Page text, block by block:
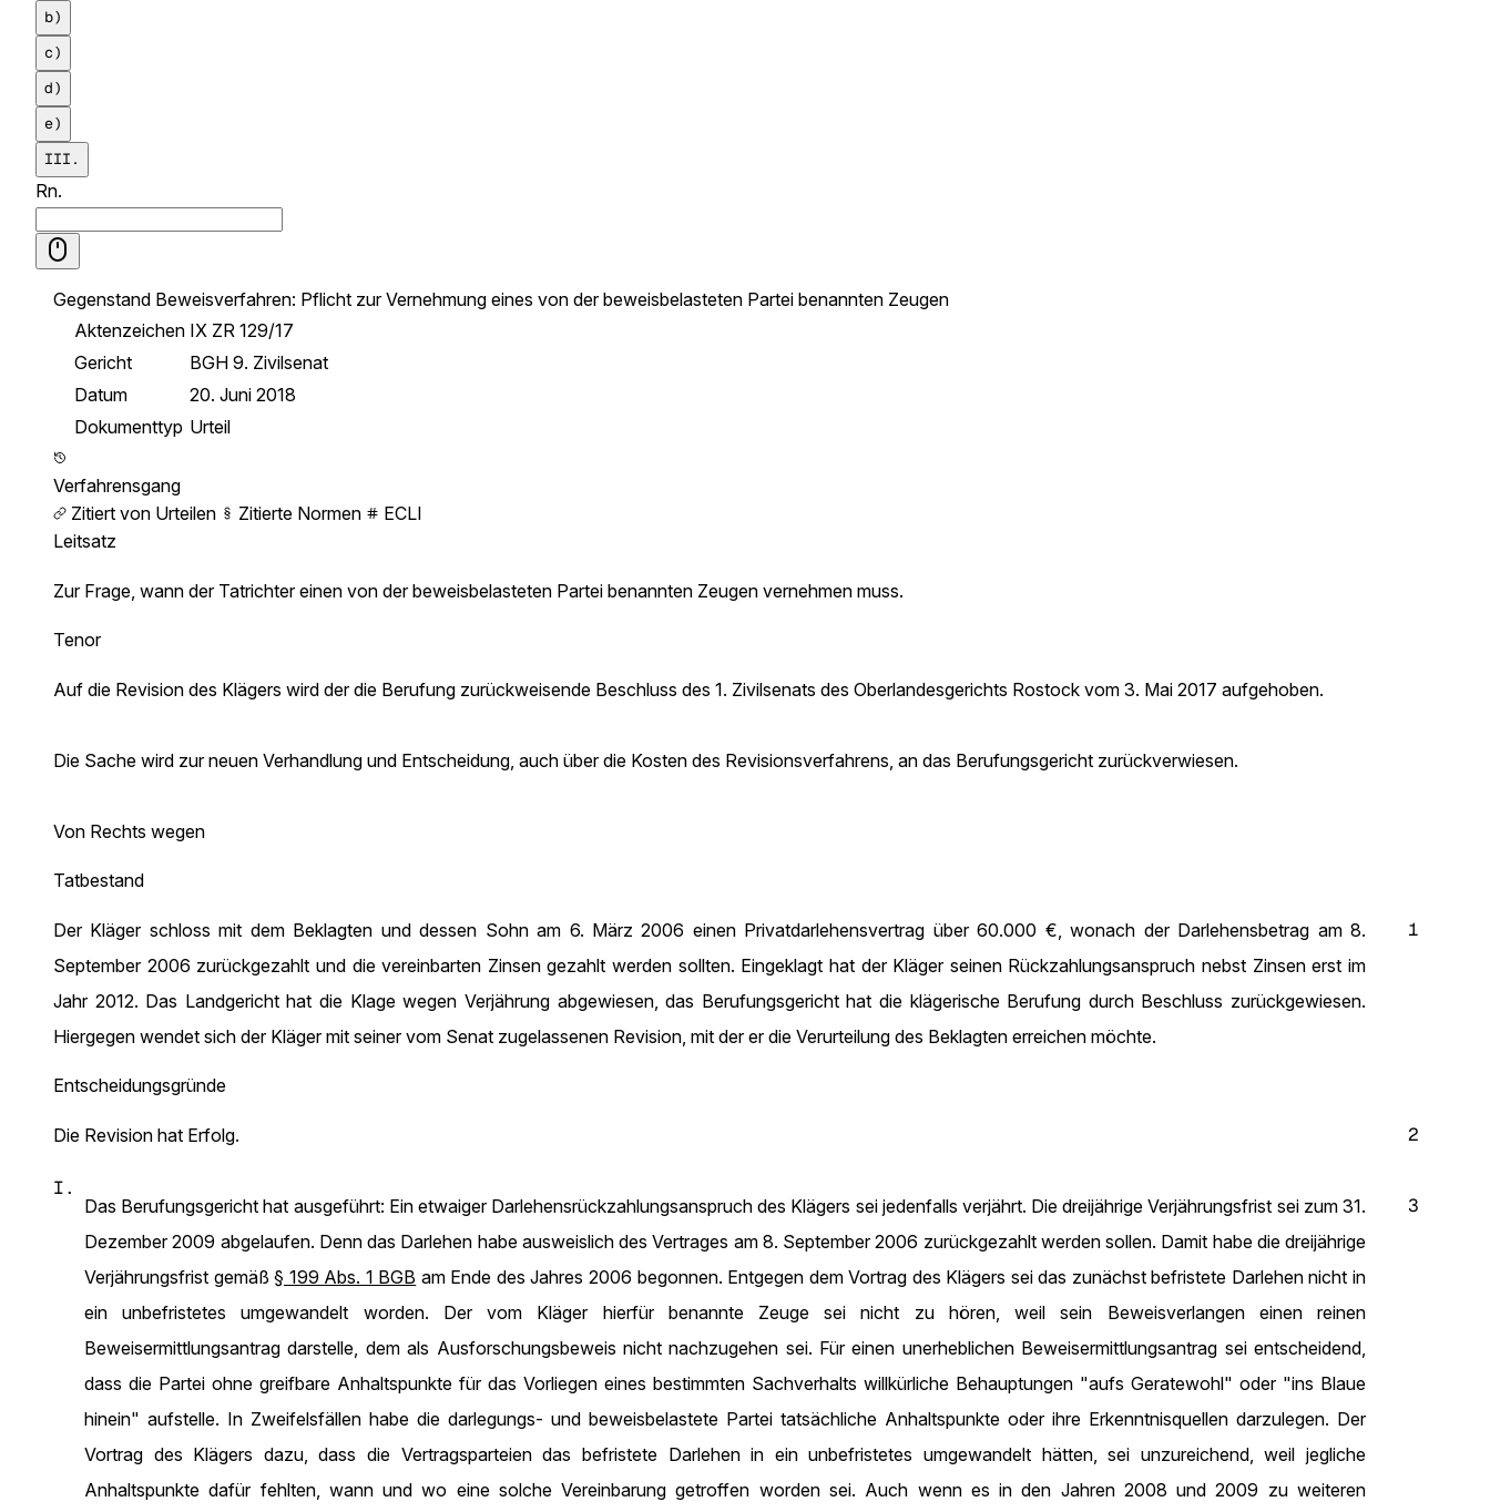
b)
c)
d)
e)
III.
Rn.
Gegenstand Beweisverfahren: Pflicht zur Vernehmung eines von der beweisbelasteten Partei benannten Zeugen
Aktenzeichen IX ZR 129/17
Gericht
BGH 9. Zivilsenat
Datum
20. Juni 2018
Dokumenttyp Urteil
Verfahrensgang
Zitiert von Urteilen
Zitierte Normen
ECLI
Leitsatz
Zur Frage, wann der Tatrichter einen von der beweisbelasteten Partei benannten Zeugen vernehmen muss.
Tenor
Auf die Revision des Klägers wird der die Berufung zurückweisende Beschluss des 1. Zivilsenats des Oberlandesgerichts Rostock vom 3. Mai 2017 aufgehoben.
Die Sache wird zur neuen Verhandlung und Entscheidung, auch über die Kosten des Revisionsverfahrens, an das Berufungsgericht zurückverwiesen.
Von Rechts wegen
Tatbestand
1
Der Kläger schloss mit dem Beklagten und dessen Sohn am 6. März 2006 einen Privatdarlehensvertrag über 60.000 €, wonach der Darlehensbetrag am 8.
September 2006 zurückgezahlt und die vereinbarten Zinsen gezahlt werden sollten. Eingeklagt hat der Kläger seinen Rückzahlungsanspruch nebst Zinsen erst im
Jahr 2012. Das Landgericht hat die Klage wegen Verjährung abgewiesen, das Berufungsgericht hat die klägerische Berufung durch Beschluss zurückgewiesen.
Hiergegen wendet sich der Kläger mit seiner vom Senat zugelassenen Revision, mit der er die Verurteilung des Beklagten erreichen möchte.
Entscheidungsgründe
2
Die Revision hat Erfolg.
I.
3
Das Berufungsgericht hat ausgeführt: Ein etwaiger Darlehensrückzahlungsanspruch des Klägers sei jedenfalls verjährt. Die dreijährige Verjährungsfrist sei zum 31.
Dezember 2009 abgelaufen. Denn das Darlehen habe ausweislich des Vertrages am 8. September 2006 zurückgezahlt werden sollen. Damit habe die dreijährige
Verjährungsfrist gemäß§ 199 Abs. 1 BGB am Ende des Jahres 2006 begonnen. Entgegen dem Vortrag des Klägers sei das zunächst befristete Darlehen nicht in
ein unbefristetes umgewandelt worden. Der vom Kläger hierfür benannte Zeuge sei nicht zu hören, weil sein Beweisverlangen einen reinen
Beweisermittlungsantrag darstelle, dem als Ausforschungsbeweis nicht nachzugehen sei. Für einen unerheblichen Beweisermittlungsantrag sei entscheidend,
dass die Partei ohne greifbare Anhaltspunkte für das Vorliegen eines bestimmten Sachverhalts willkürliche Behauptungen "aufs Geratewohl" oder "ins Blaue
hinein" aufstelle. In Zweifelsfällen habe die darlegungs- und beweisbelastete Partei tatsächliche Anhaltspunkte oder ihre Erkenntnisquellen darzulegen. Der
Vortrag des Klägers dazu, dass die Vertragsparteien das befristete Darlehen in ein unbefristetes umgewandelt hätten, sei unzureichend, weil jegliche
Anhaltspunkte dafür fehlten, wann und wo eine solche Vereinbarung getroffen worden sei. Auch wenn es in den Jahren 2008 und 2009 zu weiteren